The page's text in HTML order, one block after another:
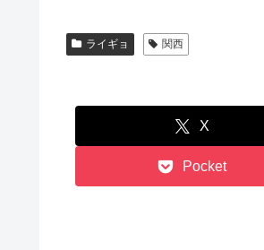
ライギョ 関西
X
Pocket